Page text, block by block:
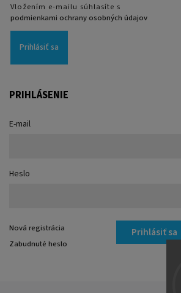
Vložením e-mailu súhlasíte s
podmienkami ochrany osobných údajov
Prihlásiť sa
PRIHLÁSENIE
E-mail
Heslo
Prihlásiť sa
Nová registrácia
Zabudnuté heslo